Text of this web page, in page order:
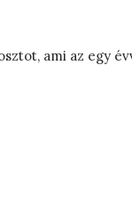
ami az egy